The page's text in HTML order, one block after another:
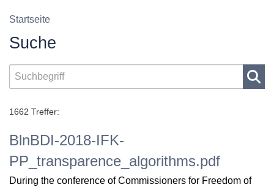
Startseite
Suche
1662 Treffer:
BlnBDI-2018-IFK-
PP_transparence_algorithms.pdf
During the conference of Commissioners for Freedom of